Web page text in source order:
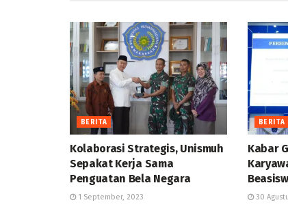
BERITA
Kolaborasi Strategis, Unismuh
Sepakat Kerja Sama
Penguatan Bela Negara
1 September, 2023
BERITA
Kabar
30